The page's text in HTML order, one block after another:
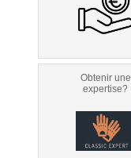
Obtenir une
expertise?